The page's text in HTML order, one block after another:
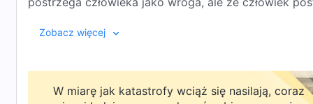
istnienie Boga i dostrzegają istnienie Boga, ich
doświadczeniach życiowych często myślą sobie:
dał? Muszę to podsumować i potwierdzić: czy
Zobacz więcej
W miarę jak katastrofy wciąż się nasilają, coraz